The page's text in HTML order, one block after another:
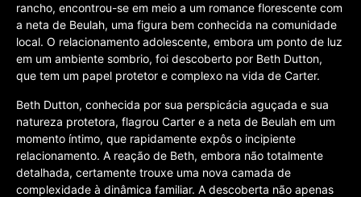
rancho, encontrou-se em meio a um romance florescente com
a neta de Beulah, uma figura bem conhecida na comunidade
local. O relacionamento adolescente, embora um ponto de luz
em um ambiente sombrio, foi descoberto por Beth Dutton,
que tem um papel protetor e complexo na vida de Carter.
Beth Dutton, conhecida por sua perspicácia aguçada e sua
natureza protetora, flagrou Carter e a neta de Beulah em um
momento íntimo, que rapidamente expôs o incipiente
relacionamento. A reação de Beth, embora não totalmente
detalhada, certamente trouxe uma nova camada de
complexidade à dinâmica familiar. A descoberta não apenas